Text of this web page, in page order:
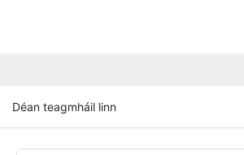
Déan teagmháil linn